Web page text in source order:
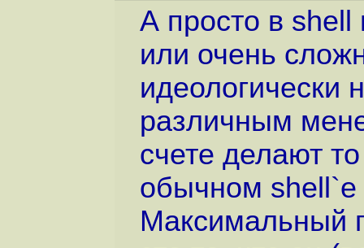
А просто в shell
или очень
идеологически
различным
счете делают
обычном
Максимальный